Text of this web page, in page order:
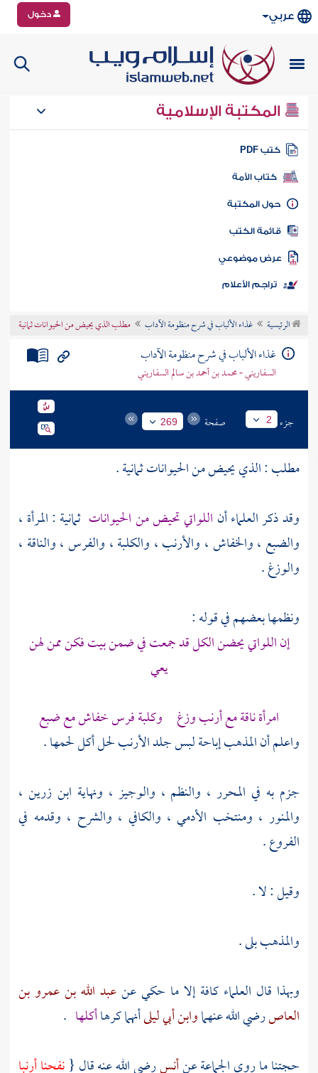
عربي دخول
المكتبة الإسلامية
كتب PDF
كتاب الأمة
المكتبة
الكتب
موضوعي
تراجم الأعلام
الرئيسية غذاء الألباب في شرح منظومة الآداب مطلب الذي يحيض من الحيوانات ثمانية
غذاء الألباب في شرح منظومة الآداب
السفاريني - محمد بن أحمد بن سالم السفاريني
جزء 2 صفحة 269
مطلب : الذي يحيض من الحيوانات ثمانية .
وقد ذكر العلماء أن اللواتي تحيض من الحيوانات ثمانية : المرأة ،
والضبع ، والخفاش ، والأرنب ، والكلبة ، والفرس ، والناقة ،
والوزغ .
ونظمها بعضهم في قوله :
إن اللواتي يحضن الكل قد جمعت في ضمن بيت فكن ممن لهن
يعي
امرأة ناقة مع أرنب وزغ وكلبة فرس خفاش مع ضبع
واعلم أن المذهب إباحة لبس جلد الأرنب لحل أكل لحمها .
جزم به في المحرر ، والنظم ، والوجيز ، ونهاية ابن زرين ،
والمنور ، ومنتخب الأدمي ، والكافي ، والشرح ، وقدمه في
الفروع .
وقيل : لا .
والمذهب بلى .
وبهذا قال العلماء كافة إلا ما حكي عنعبد الله بن عمرو بن
العاصرضي الله عنهماوابن أبي ليلىأنهما كرهاأكلها .
حجتنا ما روى الجماعة عنأنسرضي الله عنه قال {نفحنا أرنبا